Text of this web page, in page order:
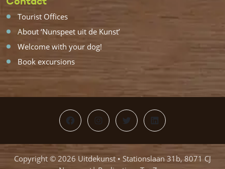
Tourist Offices
About ‘Nunspeet uit de Kunst’
Welcome with your dog!
Book excursions
FacebookInstagram
TwitterLinkedIn
Copyright © 2026 Uitdekunst • Stationslaan 31b, 8071 CJ